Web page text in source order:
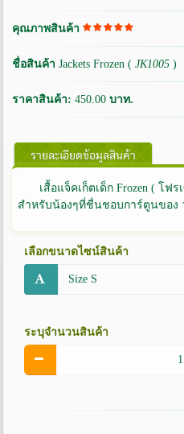
คุณภาพสินค้า
ชื่อสินค้า Jackets Frozen ( JK1005 )
ราคาสินค้า: 450.00 บาท.
รายละเอียดข้อมูลสินค้า
เสื้อแจ็คเก็ตเด็ก Frozen ( โ
สำหรับน้องๆที่ชื่นชอบการ์ตูนของ
เลือกขนาดไซน์สินค้า
ระบุจำนวนสินค้า